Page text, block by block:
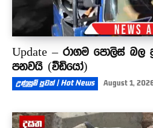
Update – රාගම පොලිස්
පනවයි (වීඩියෝ)
උණුසුම් පුවත් | Hot News August 1,